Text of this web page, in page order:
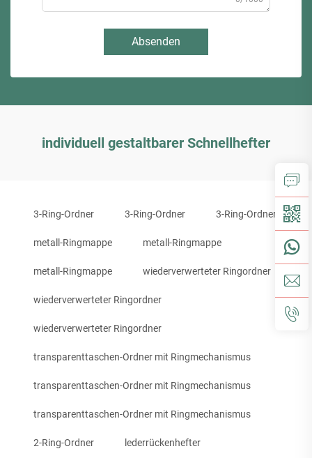
Absenden
individuell gestaltbarer Schnellhefter
3-Ring-Ordner 3-Ring-Ordner 3-Ring-Ordner
metall-Ringmappe metall-Ringmappe
metall-Ringmappe wiederverwerteter Ringordner
wiederverwerteter Ringordner
wiederverwerteter Ringordner
transparenttaschen-Ordner mit Ringmechanismus
transparenttaschen-Ordner mit Ringmechanismus
transparenttaschen-Ordner mit Ringmechanismus
2-Ring-Ordner lederrückenhefter